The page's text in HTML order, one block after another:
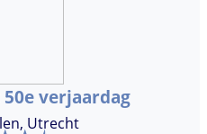
verjaardag
Utrecht